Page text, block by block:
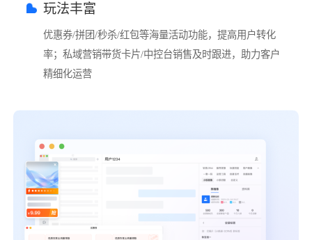
玩法丰富
优惠券/拼团/秒杀/红包等海量活动功能，提高用户转化
率；私域营销带货卡片/中控台销售及时跟进，助力客户
精细化运营